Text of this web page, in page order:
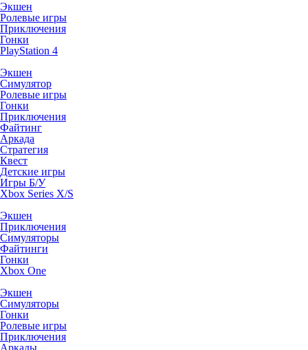
Экшен
Ролевые игры
Приключения
Гонки
PlayStation 4
Экшен
Симулятор
Ролевые игры
Гонки
Приключения
Файтинг
Аркада
Стратегия
Квест
Детские игры
Игры Б/У
Xbox Series X/S
Экшен
Приключения
Симуляторы
Файтинги
Гонки
Xbox One
Экшен
Симуляторы
Гонки
Ролевые игры
Приключения
Аркады